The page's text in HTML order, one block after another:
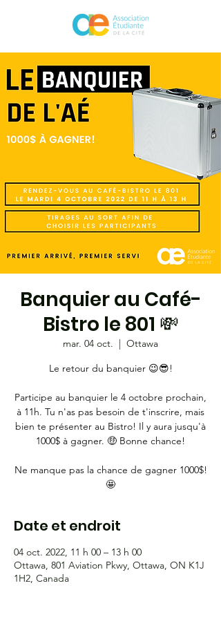
Banquier au Café-
Bistro le 801 💸
mar. 04 oct.
  |
Ottawa
Le retour du banquier 😉😎!
Participe au banquier le 4 octobre prochain,
à 11h. Tu n'as pas besoin de t'inscrire, mais
bien te présenter au Bistro! Il y aura jusqu'à
1000$ à gagner. 🤑 Bonne chance!
Ne manque pas la chance de gagner 1000$!
🤩
Date et endroit
04 oct. 2022, 11 h 00 – 13 h 00
Ottawa, 801 Aviation Pkwy, Ottawa, ON K1J
1H2, Canada